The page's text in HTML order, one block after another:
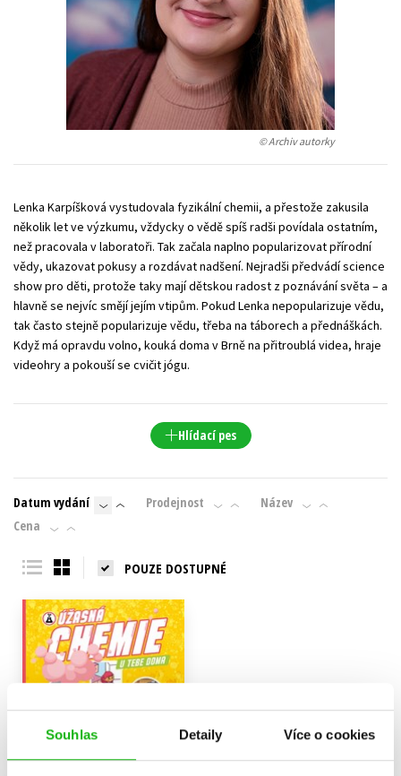
Souhlas Detaily Více o cookies
Young adult (SK)
Zahraniční literatura Zdraví a životní styl
Všechny tituly
© Archiv autorky
Lenka Karpíšková vystudovala fyzikální chemii, a přestože zakusila
několik let ve výzkumu, vždycky o vědě spíš radši povídala ostatním,
než pracovala v laboratoři. Tak začala naplno popularizovat přírodní
vědy, ukazovat pokusy a rozdávat nadšení. Nejradši předvádí science
show pro děti, protože taky mají dětskou radost z poznávání světa – a
hlavně se nejvíc smějí jejím vtipům. Pokud Lenka nepopularizuje vědu,
tak často stejně popularizuje vědu, třeba na táborech a přednáškách.
Když má opravdu volno, kouká doma v Brně na přitroublá videa, hraje
videohry a pokouší se cvičit jógu.
Hlídací pes
Datum vydání Prodejnost
Název
Cena
POUZE DOSTUPNÉ